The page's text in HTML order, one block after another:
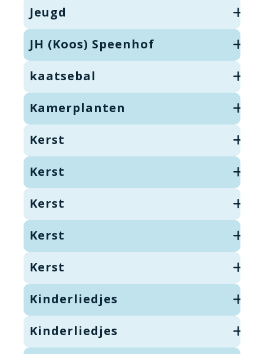
Jeugd
JH (Koos) Speenhof
kaatsebal
Kamerplanten
Kerst
Kerst
Kerst
Kerst
Kerst
Kinderliedjes
Kinderliedjes